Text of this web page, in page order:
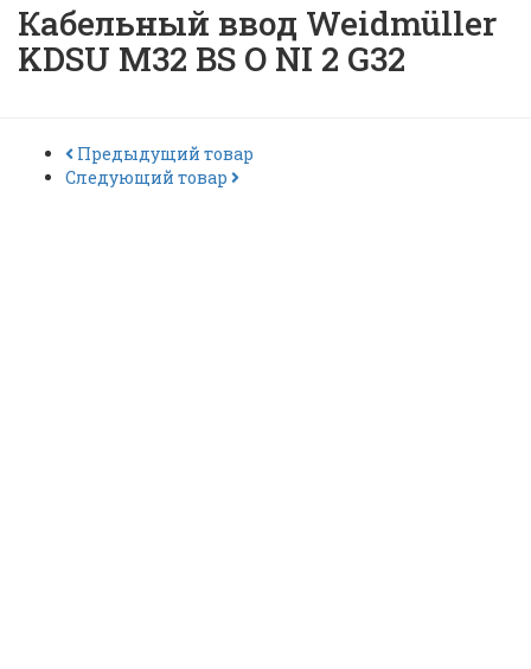
Кабельный ввод Weidmüller
KDSU M32 BS O NI 2 G32
Предыдущий товар
Следующий товар